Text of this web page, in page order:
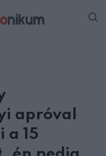
apróval
a 15